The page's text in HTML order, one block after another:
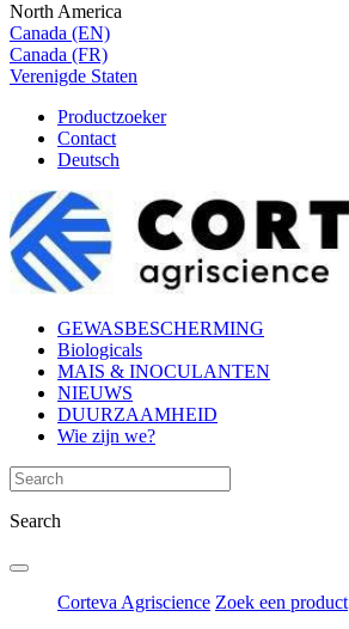
North America
Canada (EN)
Canada (FR)
Verenigde Staten
Productzoeker
Contact
Deutsch
GEWASBESCHERMING
Biologicals
MAIS & INOCULANTEN
NIEUWS
DUURZAAMHEID
Wie zijn we?
Search
Corteva Agriscience Zoek een product